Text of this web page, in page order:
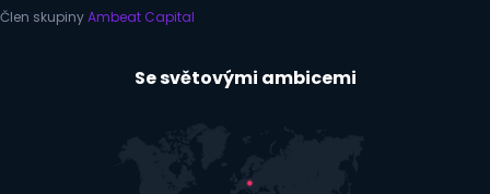
Člen skupinyAmbeat Capital
Se světovými ambicemi